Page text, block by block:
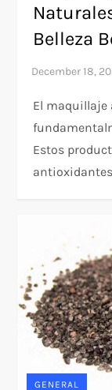
Belleza
El maquillaje
Estos
GENERAL